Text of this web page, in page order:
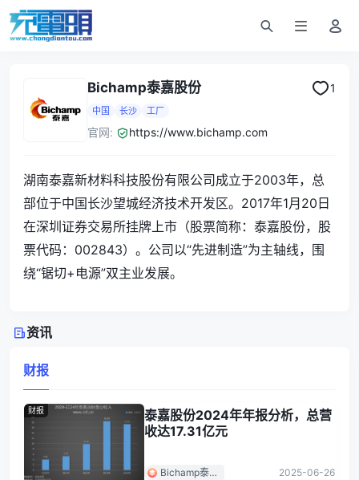
Bichamp泰嘉股份
中国 长沙 工厂
官网: https://www.bichamp.com
1
湖南泰嘉新材料科技股份有限公司成立于2003年，总
部位于中国长沙望城经济技术开发区。2017年1月20日
在深圳证券交易所挂牌上市（股票简称：泰嘉股份，股
票代码：002843）。公司以“先进制造”为主轴线，围
绕“锯切+电源”双主业发展。
资讯
财报
财报
泰嘉股份2024年年报分析，总营
收达17.31亿元
Bichamp泰嘉
2025-06-26